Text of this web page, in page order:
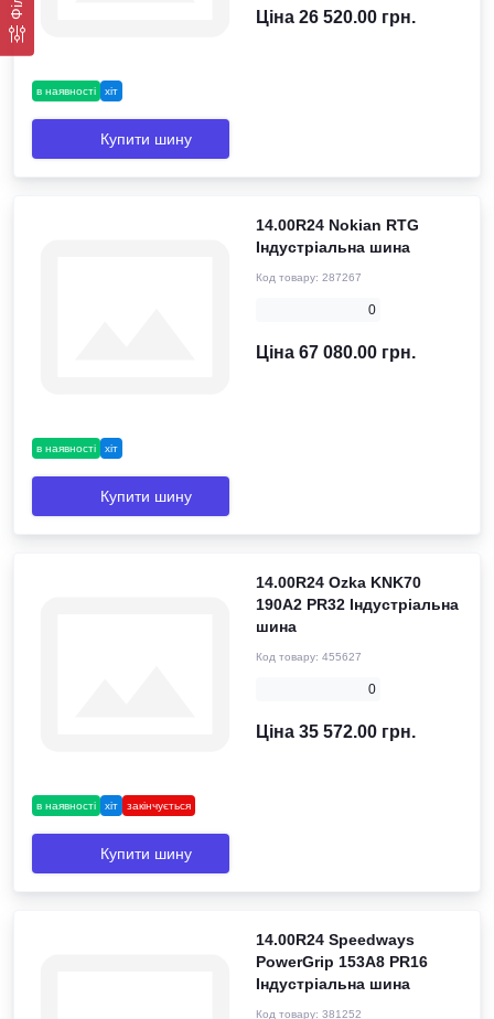
в наявності хіт
Ціна 26 520.00 грн.
Купити шину
в наявності хіт
14.00R24 Nokian RTG
Індустріальна шина
Код товару: 287267
0
Ціна 67 080.00 грн.
Купити шину
в наявності хіт закінчується
14.00R24 Ozka KNK70
190A2 PR32 Індустріальна
шина
Код товару: 455627
0
Ціна 35 572.00 грн.
Купити шину
14.00R24 Speedways
PowerGrip 153A8 PR16
Індустріальна шина
Код товару: 381252